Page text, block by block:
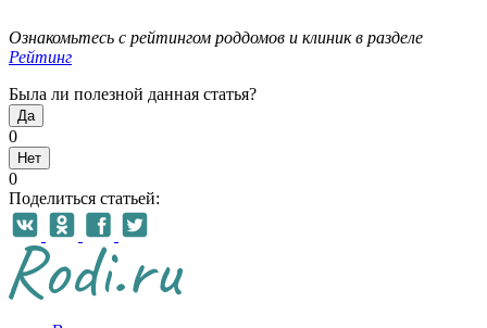
Ознакомьтесь с рейтингом роддомов и клиник в разделе
Рейтинг
Была ли полезной данная статья?
Да
0
Нет
0
Поделиться статьей: